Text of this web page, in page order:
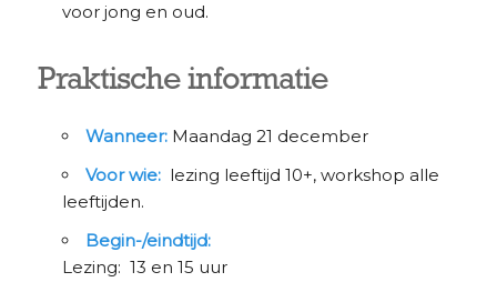
voor jong en oud.
Praktische informatie
Wanneer:Maandag 21 december
Voor wie:lezing leeftijd 10+, workshop alle
leeftijden.
Begin-/eindtijd:
Lezing: 13 en 15 uur